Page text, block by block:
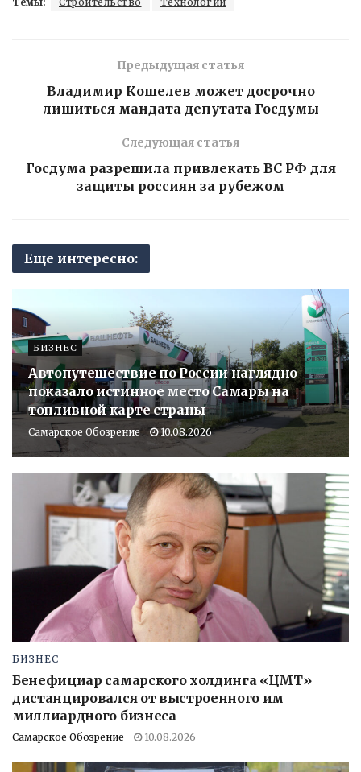
Предыдущая статья
Владимир Кошелев может досрочно
лишиться мандата депутата Госдумы
Следующая статья
Госдума разрешила привлекать ВС РФ для
защиты россиян за рубежом
Еще интересно:
БИЗНЕС
Автопутешествие по России наглядно
показало истинное место Самары на
топливной карте страны
Самарское Обозрение 10.08.2026
БИЗНЕС
Бенефициар самарского холдинга «ЦМТ»
дистанцировался от выстроенного им
миллиардного бизнеса
Самарское Обозрение 10.08.2026